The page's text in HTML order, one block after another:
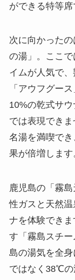
ができる特等席
次に向かった
の湯」。ここ
イムが人気で
「アウフグー
10%の乾式サ
では表現でき
名湯を満喫で
果が倍増します
鹿児島の「霧
性ガスと天然
ナを体験でき
す「霧島スチ
島の湯気を全
ではなく38℃の